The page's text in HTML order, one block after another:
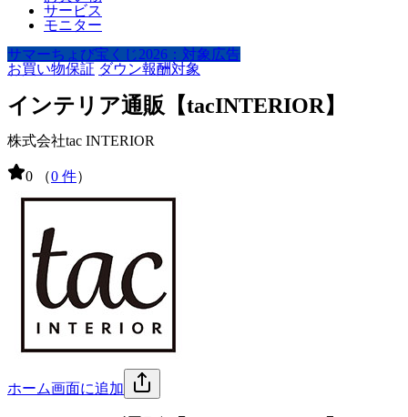
サービス
モニター
サマーちょび宝くじ2026：対象広告
お買い物保証 ダウン報酬対象
インテリア通販【tacINTERIOR】
株式会社tac INTERIOR
0 （0 件）
ホーム画面に追加